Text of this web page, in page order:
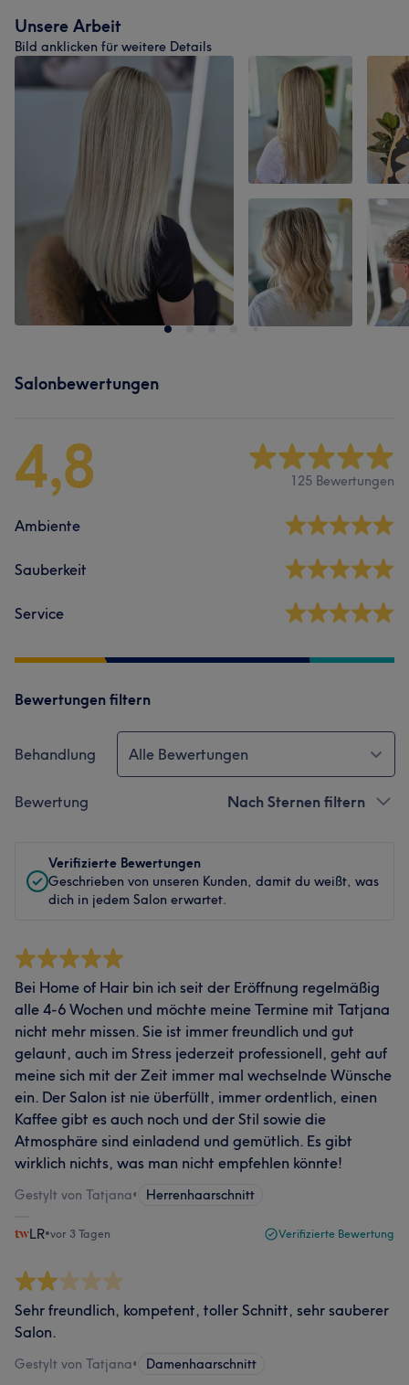
Unsere Arbeit
Bild anklicken für weitere Details
Salonbewertungen
4,8 125 Bewertungen
Ambiente
Sauberkeit
Service
Bewertungen filtern
Behandlung Alle Bewertungen
Bewertung Nach Sternen filtern
Verifizierte Bewertungen
Geschrieben von unseren Kunden, damit du weißt, was
dich in jedem Salon erwartet.
Bei Home of Hair bin ich seit der Eröffnung regelmäßig
alle 4-6 Wochen und möchte meine Termine mit Tatjana
nicht mehr missen. Sie ist immer freundlich und gut
gelaunt, auch im Stress jederzeit professionell, geht auf
meine sich mit der Zeit immer mal wechselnde Wünsche
ein. Der Salon ist nie überfüllt, immer ordentlich, einen
Kaffee gibt es auch noch und der Stil sowie die
Atmosphäre sind einladend und gemütlich. Es gibt
wirklich nichts, was man nicht empfehlen könnte!
Gestylt von Tatjana• Herrenhaarschnitt
LR•vor 3 Tagen Verifizierte Bewertung
Sehr freundlich, kompetent, toller Schnitt, sehr sauberer
Salon.
Gestylt von Tatjana• Damenhaarschnitt